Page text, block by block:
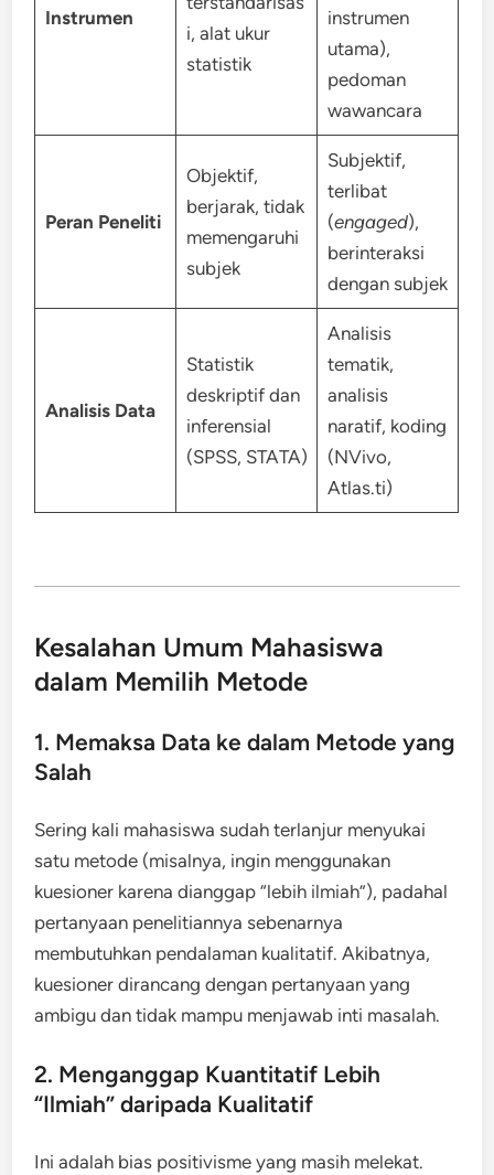
Instrumen
i, alat ukur
statistik
instrumen
utama),
pedoman
wawancara
Peran Peneliti
Objektif,
berjarak, tidak
memengaruhi
subjek
Subjektif,
terlibat
(engaged),
berinteraksi
dengan subjek
Analisis Data
Statistik
deskriptif dan
inferensial
(SPSS, STATA)
Analisis
tematik,
analisis
naratif, koding
(NVivo,
Atlas.ti)
Kesalahan Umum Mahasiswa
dalam Memilih Metode
1. Memaksa Data ke dalam Metode yang
Salah
Sering kali mahasiswa sudah terlanjur menyukai
satu metode (misalnya, ingin menggunakan
kuesioner karena dianggap “lebih ilmiah”), padahal
pertanyaan penelitiannya sebenarnya
membutuhkan pendalaman kualitatif. Akibatnya,
kuesioner dirancang dengan pertanyaan yang
ambigu dan tidak mampu menjawab inti masalah.
2. Menganggap Kuantitatif Lebih
“Ilmiah” daripada Kualitatif
Ini adalah bias positivisme yang masih melekat.